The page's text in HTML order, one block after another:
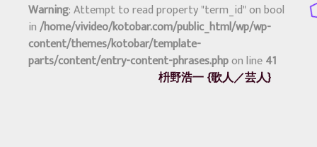
Warning: Attempt to read property "term_id" on bool
in/home/vivideo/kotobar.com/public_html/wp/wp-
content/themes/kotobar/template-
parts/content/entry-content-phrases.phpon line41
枡野浩一 歌人／芸人